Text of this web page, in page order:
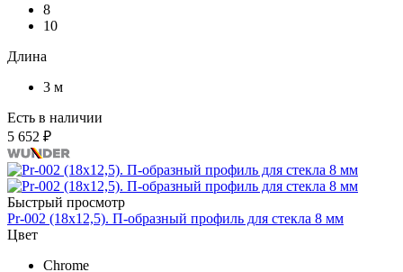
8
10
Длина
3 м
Есть в наличии
5 652 ₽
Быстрый просмотр
Pr-002 (18х12,5). П-образный профиль для стекла 8 мм
Цвет
Chrome